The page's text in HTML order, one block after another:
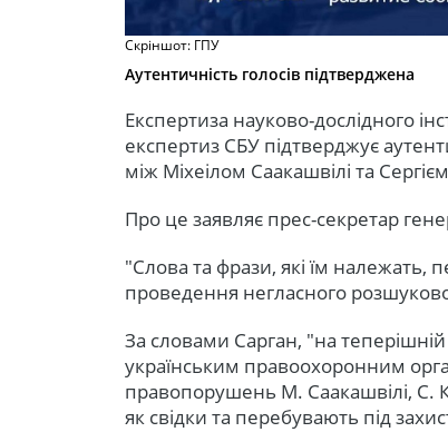
Скріншот: ГПУ
Аутентичність голосів підтверджена
Експертиза науково-дослідного
експертиз СБУ підтверджує
між Міхеілом Саакашвілі та
Про це заявляє прес-секретар
"Слова та фрази, які їм належать,
проведення негласного
За словами Сарган, "на
українським правоохоронним
правопорушень М. Саакашвілі, С.
як свідки та перебувають під